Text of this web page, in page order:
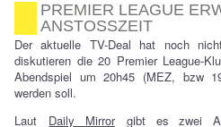
PREMIER LEAGUE
ANSTOSSZEIT
Der aktuelle TV-Deal hat noch
diskutieren die 20 Premier League-
Abendspiel um 20h45 (MEZ, bzw
werden soll.
Laut
Daily Mirror
gibt es zwei